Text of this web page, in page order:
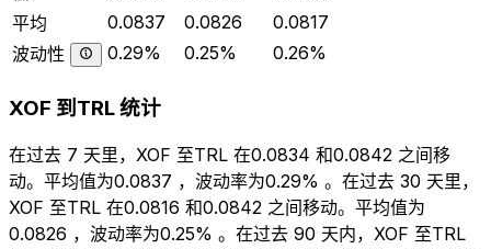
平均
0.0837 0.0826
0.0817
波动性
0.29% 0.25% 0.26%
XOF 到TRL 统计
在过去 7 天里，XOF 至TRL 在0.0834 和0.0842 之间移
动。平均值为0.0837 ，波动率为0.29% 。在过去 30 天里，
XOF 至TRL 在0.0816 和0.0842 之间移动。平均值为
0.0826 ，波动率为0.25% 。在过去 90 天内，XOF 至TRL